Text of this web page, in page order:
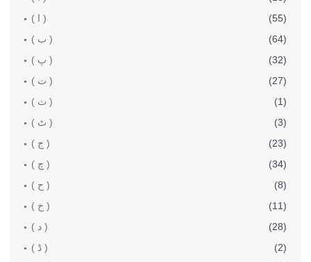
( ا )
(55)
( ب )
(64)
( پ )
(32)
( ت )
(27)
( ث )
(1)
( ٹ )
(3)
( ج )
(23)
( چ )
(34)
( ح )
(8)
( خ )
(11)
( د )
(28)
( ڈ )
(2)